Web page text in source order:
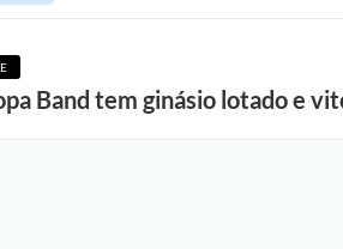
Band tem ginásio lotado e